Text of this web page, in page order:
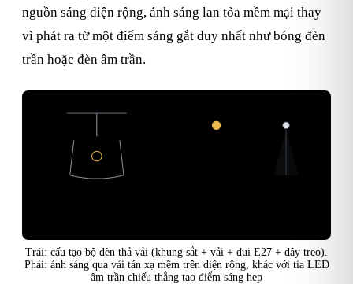
nguồn sáng diện rộng, ánh sáng lan tỏa mềm mại thay
vì phát ra từ một điểm sáng gắt duy nhất như bóng đèn
trần hoặc đèn âm trần.
Vải bọc khung
Trái: cấu tạo bộ đèn thả vải (khung sắt + vải + đui E27 + dây treo).
Phải: ánh sáng qua vải tán xạ mềm trên diện rộng, khác với tia LED
âm trần chiếu thẳng tạo điểm sáng hẹp